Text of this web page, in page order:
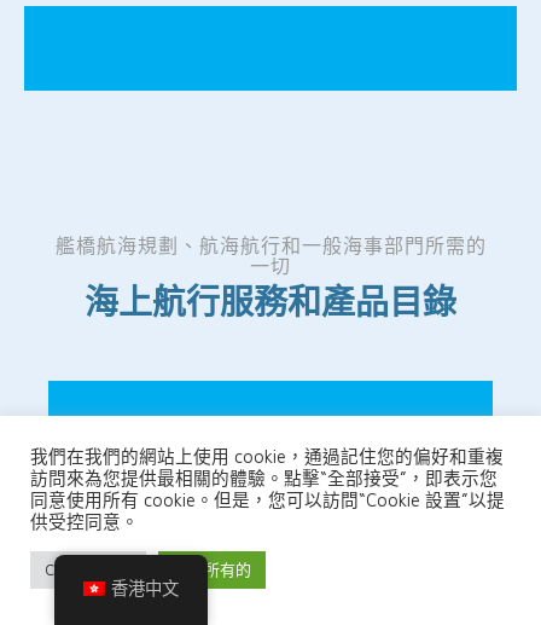
艦橋航海規劃、航海航行和一般海事部門所需的
一切
海上航行服務和產品目錄
數字海圖
最佳航海電子海圖解決方案列表、數字矢
我們在我們的網站上使用 cookie，通過記住您的偏好和重複
訪問來為您提供最相關的體驗。點擊“全部接受”，即表示您
同意使用所有 cookie。但是，您可以訪問“Cookie 設置”以提
供受控同意。
Cookie 設置 接受所有的
香港中文